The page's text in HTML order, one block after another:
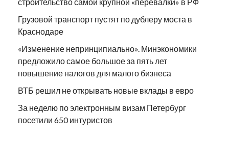
строительство самой крупной «перевалки» в РФ
Грузовой транспорт пустят по дублеру моста в
Краснодаре
«Изменение непринципиально». Минэкономики
предложило самое большое за пять лет
повышение налогов для малого бизнеса
ВТБ решил не открывать новые вклады в евро
За неделю по электронным визам Петербург
посетили 650 интуристов